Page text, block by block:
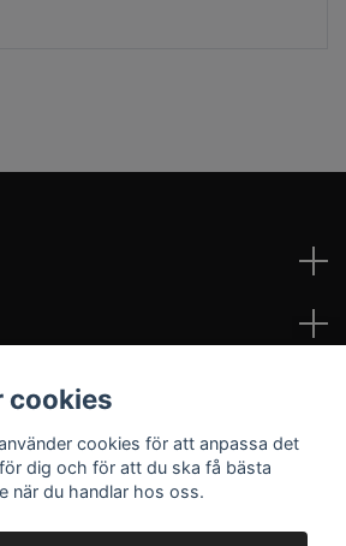
cookies
cookies för att anpassa det
dig och för att du ska få bästa
när du handlar hos oss.